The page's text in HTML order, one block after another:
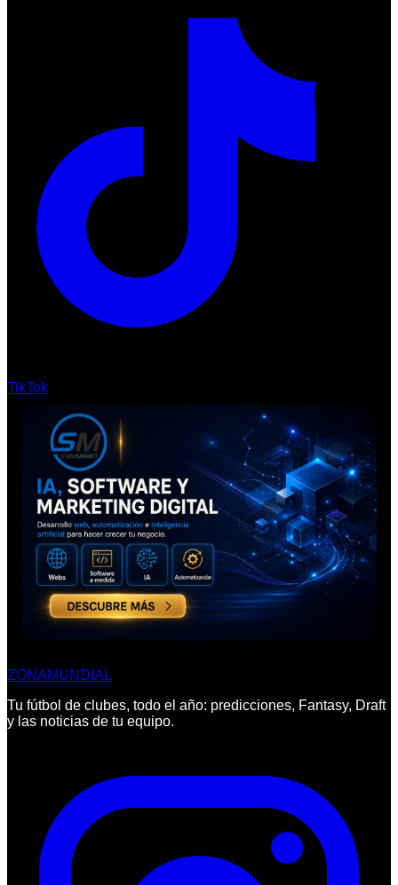
TikTok
ZONAMUNDIAL
Tu fútbol de clubes, todo el año: predicciones, Fantasy, Draft
y las noticias de tu equipo.